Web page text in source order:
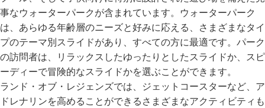
事なウォーターパークが含まれています。ウォーターパーク
は、あらゆる年齢層のニーズと好みに応える、さまざまなタイ
プのテーマ別スライドがあり、すべての方に最適です。パーク
の訪問者は、リラックスしたゆったりとしたスライドか、スピ
ーディーで冒険的なスライドかを選ぶことができます。
ランド・オブ・レジェンズでは、ジェットコースターなど、ア
ドレナリンを高めることができるさまざまなアクティビティも